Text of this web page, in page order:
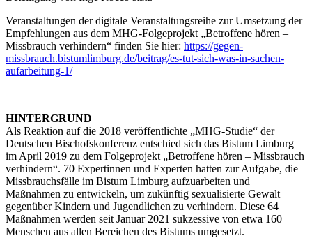
Veranstaltungen der digitale Veranstaltungsreihe zur Umsetzung der
Empfehlungen aus dem MHG-Folgeprojekt „Betroffene hören –
Missbrauch verhindern“ finden Sie hier: https://gegen-
missbrauch.bistumlimburg.de/beitrag/es-tut-sich-was-in-sachen-
aufarbeitung-1/
HINTERGRUND
Als Reaktion auf die 2018 veröffentlichte „MHG-Studie“ der
Deutschen Bischofskonferenz entschied sich das Bistum Limburg
im April 2019 zu dem Folgeprojekt „Betroffene hören – Missbrauch
verhindern“. 70 Expertinnen und Experten hatten zur Aufgabe, die
Missbrauchsfälle im Bistum Limburg aufzuarbeiten und
Maßnahmen zu entwickeln, um zukünftig sexualisierte Gewalt
gegenüber Kindern und Jugendlichen zu verhindern. Diese 64
Maßnahmen werden seit Januar 2021 sukzessive von etwa 160
Menschen aus allen Bereichen des Bistums umgesetzt.